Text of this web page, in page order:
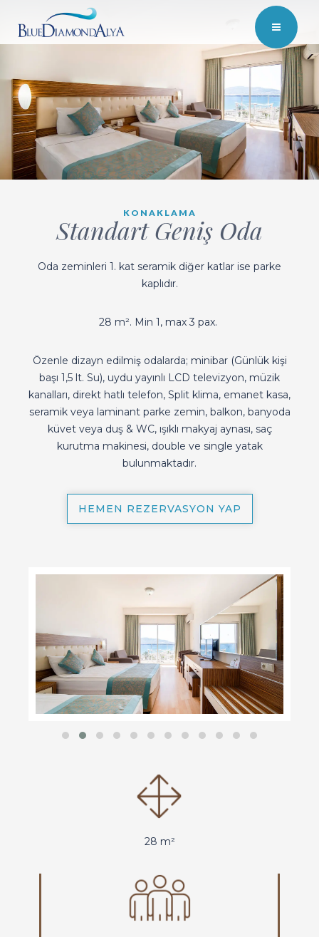
KONAKLAMA
Standart Geniş Oda
Oda zeminleri 1. kat seramik diğer katlar ise parke
kaplıdır.
28 m². Min 1, max 3 pax.
Özenle dizayn edilmiş odalarda; minibar (Günlük kişi
başı 1,5 lt. Su), uydu yayınlı LCD televizyon, müzik
kanalları, direkt hatlı telefon, Split klima, emanet kasa,
seramik veya laminant parke zemin, balkon, banyoda
küvet veya duş & WC, ışıklı makyaj aynası, saç
kurutma makinesi, double ve single yatak
bulunmaktadır.
HEMEN REZERVASYON YAP
28 m²